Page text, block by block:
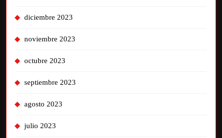
diciembre 2023
noviembre 2023
octubre 2023
septiembre 2023
agosto 2023
julio 2023